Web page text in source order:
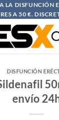
LA DISFUNCIÓN
A 50 €.
DISFUNCIÓN
envío